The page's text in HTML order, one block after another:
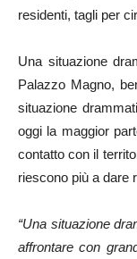
residenti, tagli per
Una situazione
Palazzo Magno,
situazione
oggi la maggior
contatto con il
riescono più a dare
“Una situazione
affrontare con